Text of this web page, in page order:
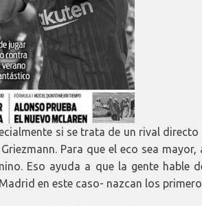
si se trata de un rival directo
Para que el eco sea
Eso ayuda a que la gente hable
en este caso- nazcan los